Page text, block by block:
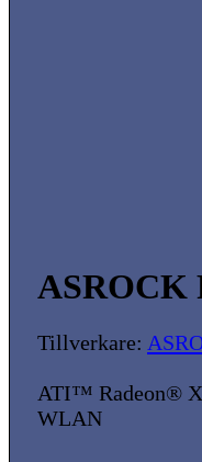
ASROCK
Tillverkare:
ATI™ Radeon®
WLAN